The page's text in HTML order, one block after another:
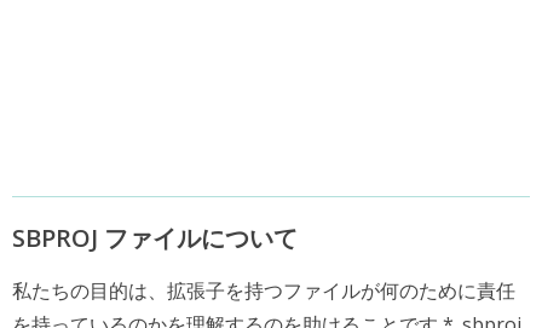
SBPROJ ファイルについて
私たちの目的は、拡張子を持つファイルが何のために責任